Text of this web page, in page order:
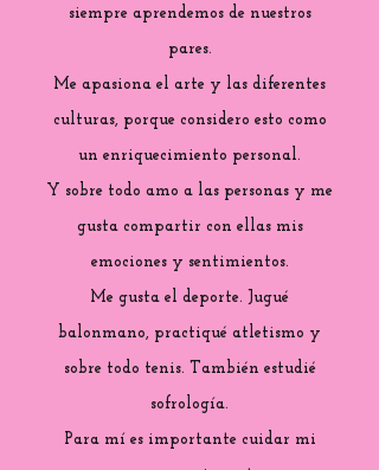
siempre aprendemos de nuestros
pares.
Me apasiona el arte y las diferentes
culturas, porque considero esto como
un enriquecimiento personal.
Y sobre todo amo a las personas y me
gusta compartir con ellas mis
emociones y sentimientos.
Me gusta el deporte. Jugué
balonmano, practiqué atletismo y
sobre todo tenis. También estudié
sofrología.
Para mí es importante cuidar mi